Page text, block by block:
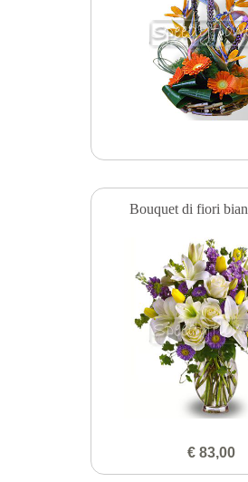
Bouquet di fiori
€ 83,00